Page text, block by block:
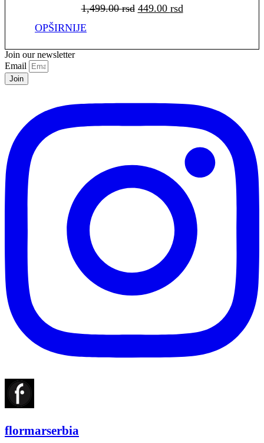
1,499.00rsd Originalna
cena
449.00 rsdTrenutna
cena
OPŠIRNIJE
Join our newsletter
Email
Join
flormarserbia